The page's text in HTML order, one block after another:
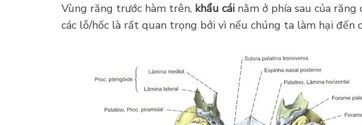
Vùng răng trước hàm trên, khẩu cái nằm ở phía sau của răng
các lỗ/hốc là rất quan trọng bởi vì nếu chúng ta làm hại